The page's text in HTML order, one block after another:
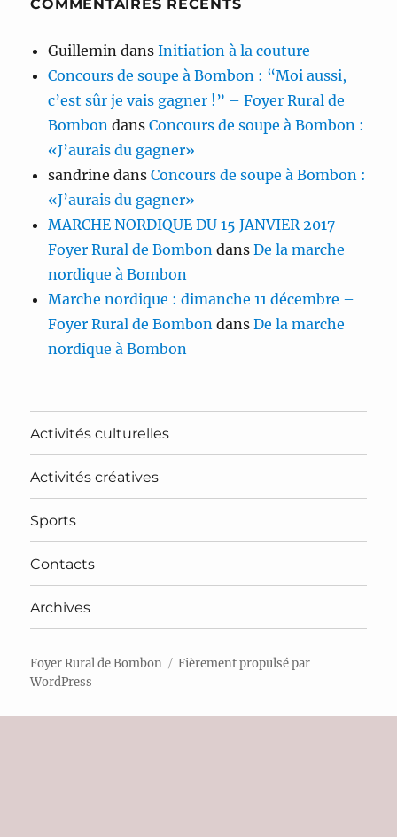
COMMENTAIRES RÉCENTS
Guillemin dansInitiation à la couture
Concours de soupe à Bombon : “Moi aussi,
c’est sûr je vais gagner !” – Foyer Rural de
Bombon dansConcours de soupe à Bombon :
«J’aurais du gagner»
sandrine dansConcours de soupe à Bombon :
«J’aurais du gagner»
MARCHE NORDIQUE DU 15 JANVIER 2017 –
Foyer Rural de Bombon dansDe la marche
nordique à Bombon
Marche nordique : dimanche 11 décembre –
Foyer Rural de Bombon dansDe la marche
nordique à Bombon
Activités culturelles
Activités créatives
Sports
Contacts
Archives
Foyer Rural de Bombon
Fièrement propulsé par
WordPress